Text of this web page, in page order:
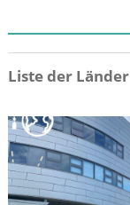
Liste der Länder